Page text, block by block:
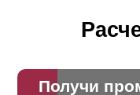
Получи